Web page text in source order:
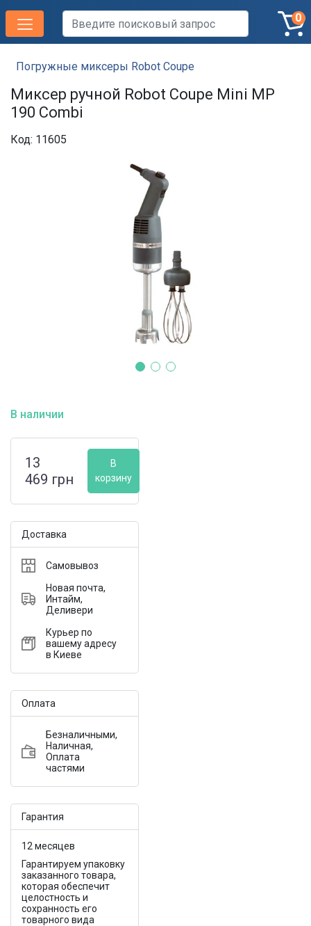
0
Погружные миксеры Robot Coupe
Миксер ручной Robot Coupe Mini MP
190 Combi
Код: 11605
В наличии
13
469 грн
В
корзину
Доставка
Самовывоз
Новая почта,
Интайм,
Деливери
Курьер по
вашему адресу
в Киеве
Оплата
Безналичными,
Наличная,
Оплата
частями
Гарантия
12 месяцев
Гарантируем упаковку
заказанного товара,
которая обеспечит
целостность и
сохранность его
товарного вида